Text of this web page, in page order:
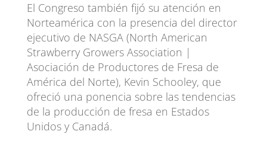
El Congreso también fijó su atención en
Norteamérica con la presencia del director
ejecutivo de NASGA (North American
Strawberry Growers Association |
Asociación de Productores de Fresa de
América del Norte), Kevin Schooley, que
ofreció una ponencia sobre las tendencias
de la producción de fresa en Estados
Unidos y Canadá.